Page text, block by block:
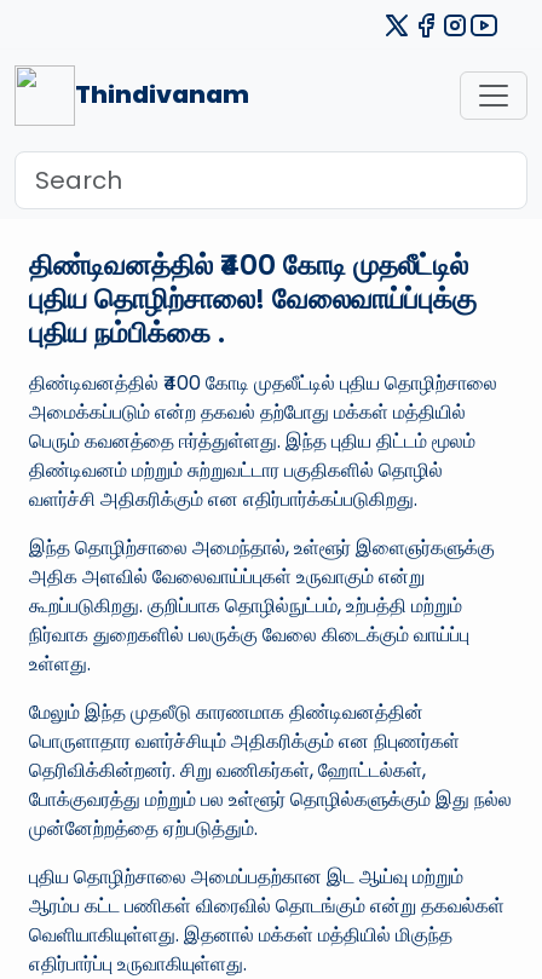
Thindivanam
திண்டிவனத்தில் ₹400 கோடி முதலீட்டில்
புதிய தொழிற்சாலை! வேலைவாய்ப்புக்கு
புதிய நம்பிக்கை .
திண்டிவனத்தில் ₹400 கோடி முதலீட்டில் புதிய தொழிற்சாலை
அமைக்கப்படும் என்ற தகவல் தற்போது மக்கள் மத்தியில்
பெரும் கவனத்தை ஈர்த்துள்ளது. இந்த புதிய திட்டம் மூலம்
திண்டிவனம் மற்றும் சுற்றுவட்டார பகுதிகளில் தொழில்
வளர்ச்சி அதிகரிக்கும் என எதிர்பார்க்கப்படுகிறது.
இந்த தொழிற்சாலை அமைந்தால், உள்ளூர் இளைஞர்களுக்கு
அதிக அளவில் வேலைவாய்ப்புகள் உருவாகும் என்று
கூறப்படுகிறது. குறிப்பாக தொழில்நுட்பம், உற்பத்தி மற்றும்
நிர்வாக துறைகளில் பலருக்கு வேலை கிடைக்கும் வாய்ப்பு
உள்ளது.
மேலும் இந்த முதலீடு காரணமாக திண்டிவனத்தின்
பொருளாதார வளர்ச்சியும் அதிகரிக்கும் என நிபுணர்கள்
தெரிவிக்கின்றனர். சிறு வணிகர்கள், ஹோட்டல்கள்,
போக்குவரத்து மற்றும் பல உள்ளூர் தொழில்களுக்கும் இது நல்ல
முன்னேற்றத்தை ஏற்படுத்தும்.
புதிய தொழிற்சாலை அமைப்பதற்கான இட ஆய்வு மற்றும்
ஆரம்ப கட்ட பணிகள் விரைவில் தொடங்கும் என்று தகவல்கள்
வெளியாகியுள்ளது. இதனால் மக்கள் மத்தியில் மிகுந்த
எதிர்பார்ப்பு உருவாகியுள்ளது.